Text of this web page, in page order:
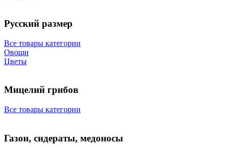
Русский размер
Все товары категории
Овощи
Цветы
Мицелий грибов
Все товары категории
Газон, сидераты, медоносы